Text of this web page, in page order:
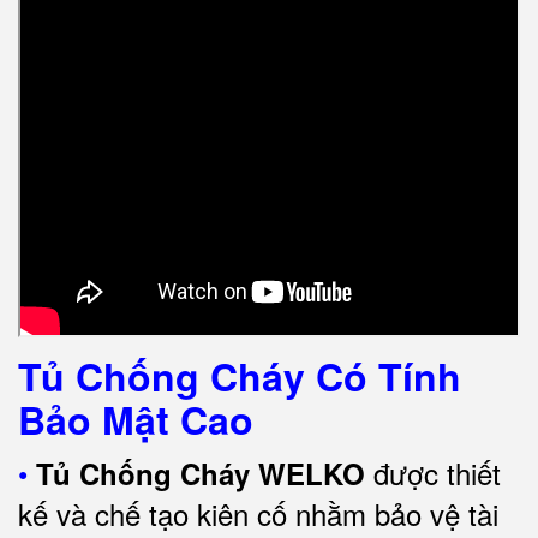
Tủ Chống Cháy Có Tính
Bảo Mật Cao
• Tủ Chống Cháy WELKO được thiết
kế và chế tạo kiên cố nhằm bảo vệ tài